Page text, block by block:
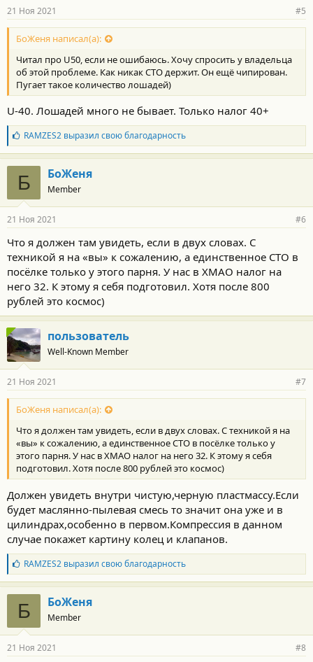
н
о
с
и
:
21 Ноя 2021 #5
БоЖеня написал(а):
Читал про U50, если не ошибаюсь. Хочу спросить у владельца
об этой проблеме. Как никак СТО держит. Он ещё чипирован.
Пугает такое количество лошадей)
U-40. Лошадей много не бывает. Только налог 40+
Б
л
а
г
о
д
а
н
с
т
и
RAMZES2выразил свою благодарность
Б БоЖеня
Member
21 Ноя 2021 #6
Что я должен там увидеть, если в двух словах. С
техникой я на «вы» к сожалению, а единственное СТО в
посёлке только у этого парня. У нас в ХМАО налог на
него 32. К этому я себя подготовил. Хотя после 800
рублей это космос)
пользователь
Well-Known Member
21 Ноя 2021 #7
БоЖеня написал(а):
Что я должен там увидеть, если в двух словах. С техникой я на
«вы» к сожалению, а единственное СТО в посёлке только у
этого парня. У нас в ХМАО налог на него 32. К этому я себя
подготовил. Хотя после 800 рублей это космос)
Должен увидеть внутри чистую,черную пластмассу.Если
будет маслянно-пылевая смесь то значит она уже и в
цилиндрах,особенно в первом.Компрессия в данном
случае покажет картину колец и клапанов.
Б
л
а
г
о
д
а
н
RAMZES2выразил свою благодарность
Б БоЖеня
Member
21 Ноя 2021 #8